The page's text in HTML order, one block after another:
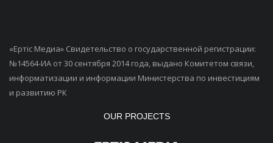
«Ертiс Медиа» Свидетельство о государственной регистрации:
№14564-ИА от 30 сентября 2014 года, выдано Комитетом связи,
информатизации и информации Министерства по инвестициям
и развитию РК
OUR PROJECTS